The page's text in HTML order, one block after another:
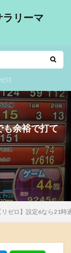
リーマ
ロ
も余裕で打て
リゼロ】設定6なら21